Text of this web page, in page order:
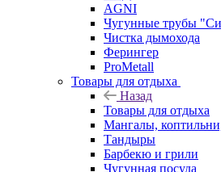
AGNI
Чугунные трубы
Чистка дымохода
Ферингер
ProMetall
Товары для отдыха
Назад
Товары для отдыха
Мангалы,
Тандыры
Барбекю и грили
Чугунная посуда